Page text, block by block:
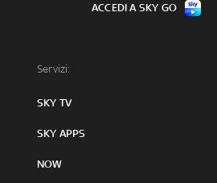
Servizi:
SKY TV
SKY APPS
NOW
ACCEDI A SKY GO